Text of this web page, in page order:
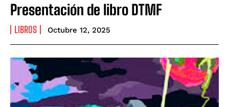
Presentación de libro DTMF
LIBROS Octubre 12, 2025